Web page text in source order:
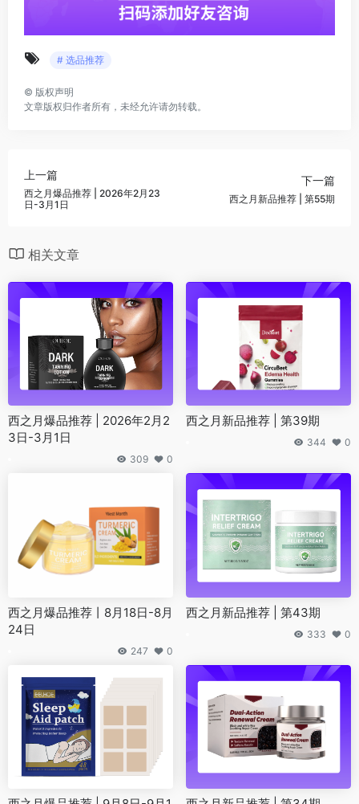
# 选品推荐
© 版权声明
文章版权归作者所有，未经允许请勿转载。
上一篇
西之月爆品推荐 | 2026年2月23
日-3月1日
下一篇
西之月新品推荐 | 第55期
相关文章
西之月爆品推荐 | 2026年2月2
3日-3月1日
309 0
西之月新品推荐 | 第39期
344 0
西之月爆品推荐丨8月18日-8月
24日
247 0
西之月新品推荐 | 第43期
333 0